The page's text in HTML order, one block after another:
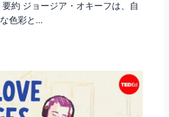
約 ジョージア・オキーフは、自
色彩と…